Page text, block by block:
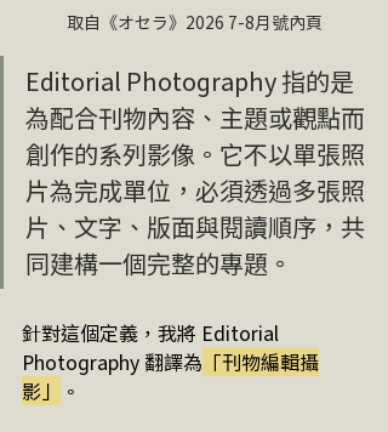
取自《オセラ》2026 7-8月號內頁
Editorial Photography 指的是
為配合刊物內容、主題或觀點而
創作的系列影像。它不以單張照
片為完成單位，必須透過多張照
片、文字、版面與閱讀順序，共
同建構一個完整的專題。
針對這個定義，我將 Editorial
Photography 翻譯為 「刊物編輯攝
影」
。